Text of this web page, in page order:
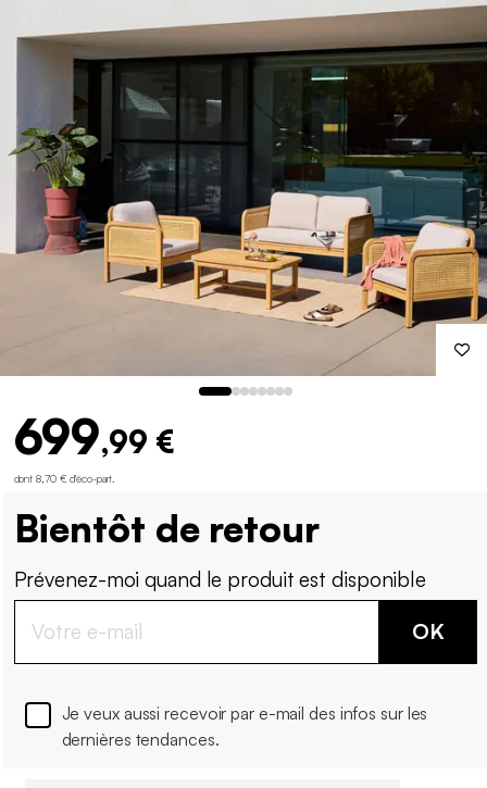
699,99 €
dont 8,70 € d'éco-part
Bientôt de retour
Prévenez-moi quand le produit est disponible
OK
Je veux aussi recevoir par e-mail des infos sur les
dernières tendances.